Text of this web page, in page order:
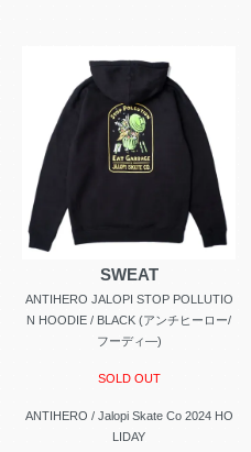
SWEAT
ANTIHERO JALOPI STOP POLLUTIO
N HOODIE / BLACK (アンチヒーロー/
フーディ―)
SOLD OUT
ANTIHERO / Jalopi Skate Co 2024 HO
LIDAY